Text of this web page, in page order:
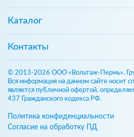
Каталог
Контакты
© 2013-2026 ООО «Вольтаж-Пермь».
Вся информация на данном сайте носит
является публичной офертой,
437 Гражданского кодекса РФ.
Политика конфиденциальности
Согласие на обработку ПД